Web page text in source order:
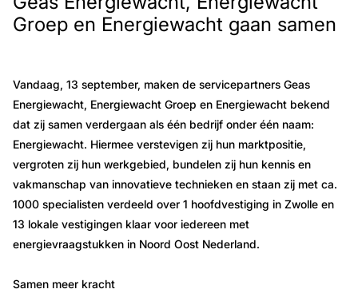
Groep en Energiewacht gaan samen
Vandaag, 13 september, maken de servicepartners Geas
Energiewacht, Energiewacht Groep en Energiewacht bekend
dat zij samen verdergaan als één bedrijf onder één naam:
Energiewacht. Hiermee verstevigen zij hun marktpositie,
vergroten zij hun werkgebied, bundelen zij hun kennis en
vakmanschap van innovatieve technieken en staan zij met ca.
1000 specialisten verdeeld over 1 hoofdvestiging in Zwolle en
13 lokale vestigingen klaar voor iedereen met
energievraagstukken in Noord Oost Nederland.
Samen meer kracht